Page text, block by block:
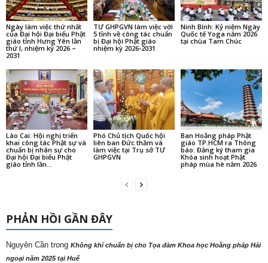
Ngày làm việc thứ nhất
của Đại hội Đại biểu Phật
giáo tỉnh Hưng Yên lần
thứ I, nhiệm kỳ 2026 –
2031
TƯ GHPGVN làm việc với
5 tỉnh về công tác chuẩn
bị Đại hội Phật giáo
nhiệm kỳ 2026-2031
Ninh Bình: Kỷ niệm Ngày
Quốc tế Yoga năm 2026
tại chùa Tam Chúc
Lào Cai: Hội nghị triển
khai công tác Phật sự và
chuẩn bị nhân sự cho
Đại hội Đại biểu Phật
giáo tỉnh lần...
Phó Chủ tịch Quốc hội
liên ban Đức thăm và
làm việc tại Trụ sở TƯ
GHPGVN
Ban Hoằng pháp Phật
giáo TP.HCM ra Thông
báo: Đăng ký tham gia
Khóa sinh hoạt Phật
pháp mùa hè năm 2026
PHẢN HỒI GẦN ĐÂY
Nguyên Cần trong Không khí chuẩn bị cho Tọa đàm Khoa học Hoằng pháp Hải
ngoại năm 2025 tại Huế